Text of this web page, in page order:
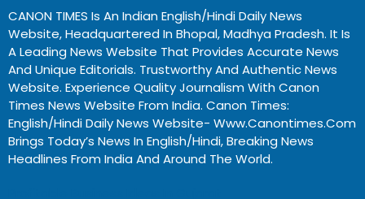
CANON TIMES Is An Indian English/Hindi Daily News
Website, Headquartered In Bhopal, Madhya Pradesh. It Is
A Leading News Website That Provides Accurate News
And Unique Editorials. Trustworthy And Authentic News
Website. Experience Quality Journalism With Canon
Times News Website From India. Canon Times:
English/Hindi Daily News Website- Www.canontimes.com
Brings Today’s News In English/Hindi, Breaking News
Headlines From India And Around The World.